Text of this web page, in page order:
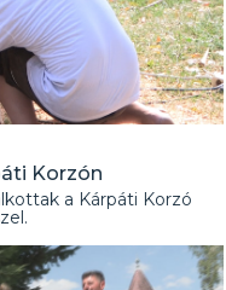
Korzón
a Kárpáti Korzó